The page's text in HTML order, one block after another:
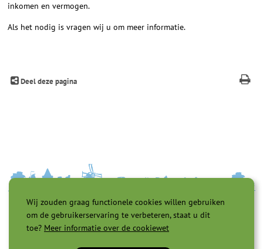
Wij zouden graag functionele cookies willen gebruiken
om de gebruikerservaring te verbeteren, staat u dit
toe? Meer informatie over de cookiewet
inkomen en vermogen.
Als het nodig is vragen wij u om meer informatie.
Deel deze pagina